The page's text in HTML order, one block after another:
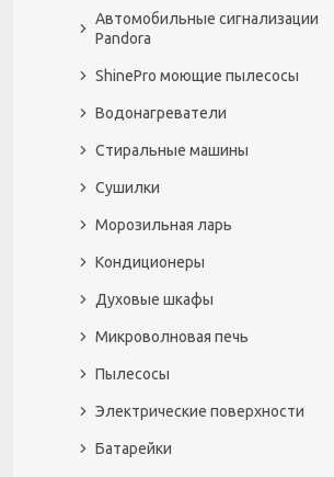
Автомобильные сигнализации
Pandora
ShinePro моющие пылесосы
Водонагреватели
Стиральные машины
Сушилки
Морозильная ларь
Кондиционеры
Духовые шкафы
Микроволновая печь
Пылесосы
Электрические поверхности
Батарейки